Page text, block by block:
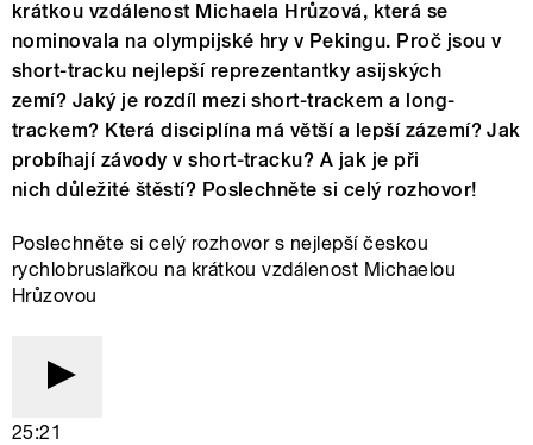
krátkou vzdálenost Michaela Hrůzová, která se
nominovala na olympijské hry v Pekingu. Proč jsou v
short-tracku nejlepší reprezentantky asijských
zemí? Jaký je rozdíl mezi short-trackem a long-
trackem? Která disciplína má větší a lepší zázemí? Jak
probíhají závody v short-tracku? A jak je při
nich důležité štěstí? Poslechněte si celý rozhovor!
Poslechněte si celý rozhovor s nejlepší českou
rychlobruslařkou na krátkou vzdálenost Michaelou
Hrůzovou
25:21